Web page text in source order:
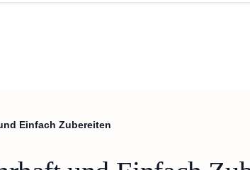
Einfach Zubereiten